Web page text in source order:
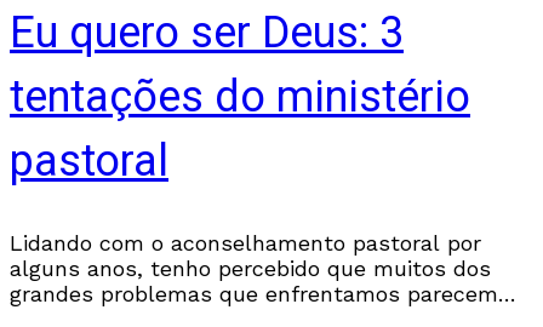
Eu quero ser Deus: 3
tentações do ministério
pastoral
Lidando com o aconselhamento pastoral por
alguns anos, tenho percebido que muitos dos
grandes problemas que enfrentamos parecem